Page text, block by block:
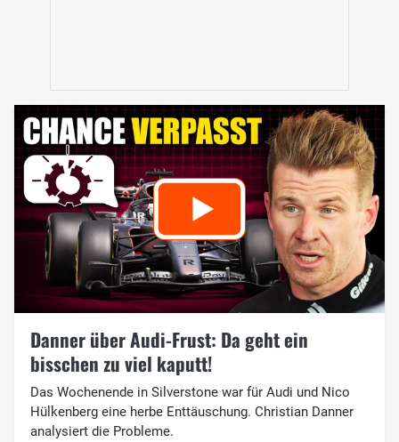
Danner über Audi-Frust: Da geht ein
bisschen zu viel kaputt!
Das Wochenende in Silverstone war für Audi und Nico
Hülkenberg eine herbe Enttäuschung. Christian Danner
analysiert die Probleme.